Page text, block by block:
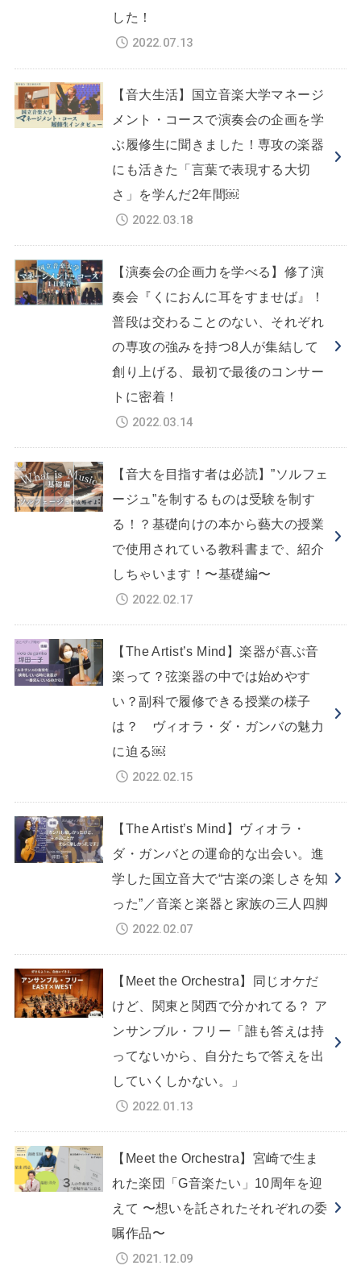
した！
2022.07.13
【音大生活】国立音楽大学マネージ
メント・コースで演奏会の企画を学
ぶ履修生に聞きました！専攻の楽器
にも活きた「言葉で表現する大切
さ」を学んだ2年間￼
2022.03.18
【演奏会の企画力を学べる】修了演
奏会『くにおんに耳をすませば』！
普段は交わることのない、それぞれ
の専攻の強みを持つ8人が集結して
創り上げる、最初で最後のコンサー
トに密着！
2022.03.14
【音大を目指す者は必読】”ソルフェ
ージュ”を制するものは受験を制す
る！？基礎向けの本から藝大の授業
で使用されている教科書まで、紹介
しちゃいます！〜基礎編〜
2022.02.17
【The Artist’s Mind】楽器が喜ぶ音
楽って？弦楽器の中では始めやす
い？副科で履修できる授業の様子
は？ ヴィオラ・ダ・ガンバの魅力
に迫る￼
2022.02.15
【The Artist’s Mind】ヴィオラ・
ダ・ガンバとの運命的な出会い。進
学した国立音大で“古楽の楽しさを知
った”／音楽と楽器と家族の三人四脚
2022.02.07
【Meet the Orchestra】同じオケだ
けど、関東と関西で分かれてる？ ア
ンサンブル・フリー「誰も答えは持
ってないから、自分たちで答えを出
していくしかない。」
2022.01.13
【Meet the Orchestra】宮崎で生ま
れた楽団「G音楽たい」10周年を迎
えて 〜想いを託されたそれぞれの委
嘱作品〜
2021.12.09